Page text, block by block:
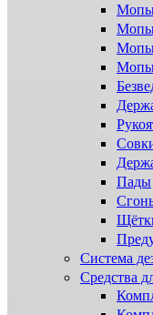
Мопы
Мопы
Мопы
Пады
Система
Cредства